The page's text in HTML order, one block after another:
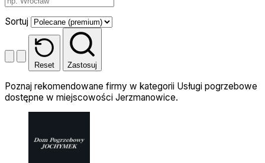
Sortuj
Reset Zastosuj
Poznaj rekomendowane firmy w kategorii Usługi pogrzebowe
dostępne w miejscowości Jerzmanowice.